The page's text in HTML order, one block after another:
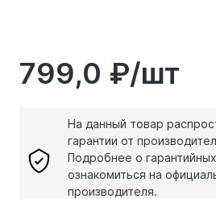
799,0 ₽/шт
На данный товар
гарантии от
Подробнее о
ознакомиться на
производителя.